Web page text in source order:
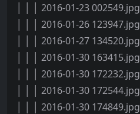
│ │ │ 2016-01-23 002549.jpg
│ │ │ 2016-01-26 123947.jpg
│ │ │ 2016-01-27 134520.jpg
│ │ │ 2016-01-30 163415.jpg
│ │ │ 2016-01-30 172232.jpg
│ │ │ 2016-01-30 172544.jpg
│ │ │ 2016-01-30 174849.jpg